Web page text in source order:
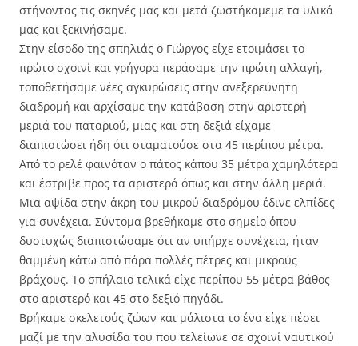
στήνοντας τις σκηνές μας και μετά ζωστήκαμεμε τα υλικά
μας και ξεκινήσαμε.
Στην είσοδο της σπηλιάς ο Γιώργος είχε ετοιμάσει το
πρώτο σχοινί και γρήγορα περάσαμε την πρώτη αλλαγή,
τοποθετήσαμε νέες αγκυρώσεις στην ανεξερεύνητη
διαδρομή και αρχίσαμε την κατάβαση στην αριστερή
μεριά του παταριού, μιας και στη δεξιά είχαμε
διαπιστώσει ήδη ότι σταματούσε στα 45 περίπου μέτρα.
Από το ρελέ φαινόταν ο πάτος κάπου 35 μέτρα χαμηλότερα
και έστριβε προς τα αριστερά όπως και στην άλλη μεριά.
Μια αψίδα στην άκρη του μικρού διαδρόμου έδινε ελπίδες
για συνέχεια. Σύντομα βρεθήκαμε στο σημείο όπου
δυστυχώς διαπιστώσαμε ότι αν υπήρχε συνέχεια, ήταν
θαμμένη κάτω από πάρα πολλές πέτρες και μικρούς
βράχους. Το σπήλαιο τελικά είχε περίπου 55 μέτρα βάθος
στο αριστερό και 45 στο δεξιό πηγάδι.
Βρήκαμε σκελετούς ζώων και μάλιστα το ένα είχε πέσει
μαζί με την αλυσίδα του που τελείωνε σε σχοινί ναυτικού